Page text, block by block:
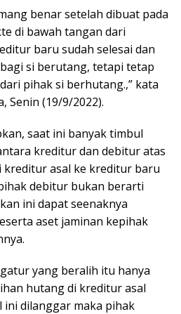
benar setelah dibuat pada
di bawah tangan dari
baru sudah selesai dan
si berutang, tetapi tetap
pihak si berhutang.,” kata
Senin (19/9/2022).
saat ini banyak timbul
kreditur dan debitur atas
asal ke kreditur baru
debitur bukan berarti
ini dapat seenaknya
aset jaminan kepihak
yang beralih itu hanya
hutang di kreditur asal
ini dilanggar maka pihak